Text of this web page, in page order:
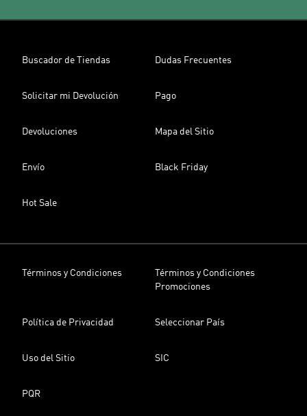
Buscador de Tiendas Dudas Frecuentes
Solicitar mi Devolución Pago
Devoluciones Mapa del Sitio
Envío Black Friday
Hot Sale
Términos y Condiciones
Términos y Condiciones
Promociones
Política de Privacidad Seleccionar País
Uso del Sitio SIC
PQR